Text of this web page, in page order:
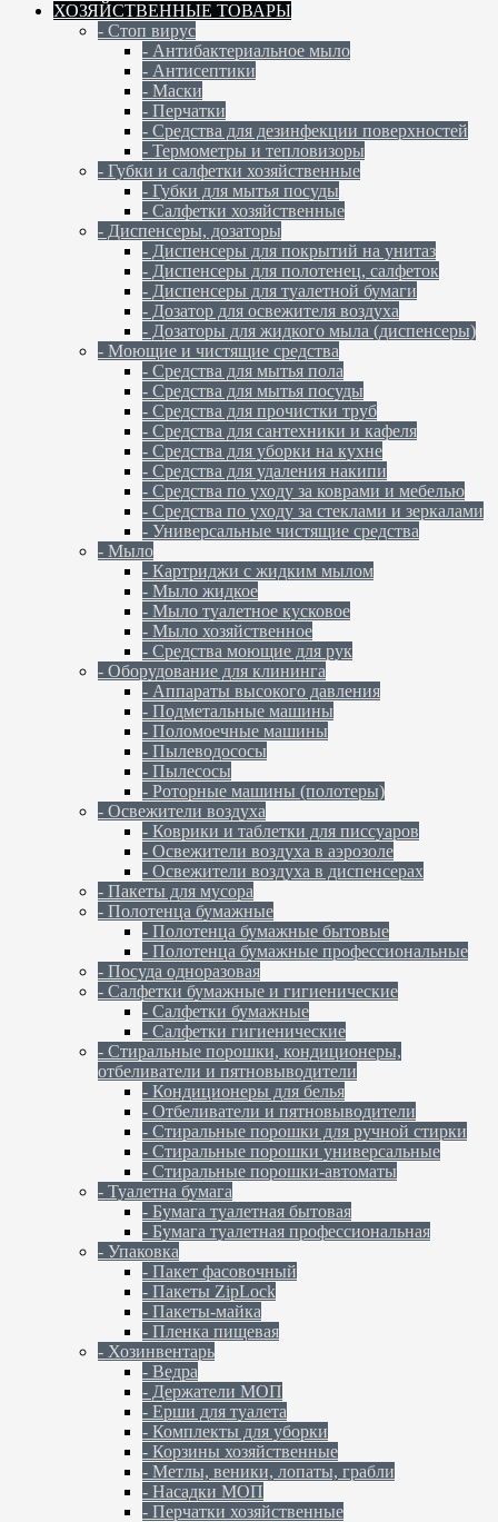
ХОЗЯЙСТВЕННЫЕ ТОВАРЫ
- Стоп вирус
- Антибактериальное мыло
- Антисептики
- Маски
- Перчатки
- Средства для дезинфекции поверхностей
- Термометры и тепловизоры
- Губки и салфетки хозяйственные
- Губки для мытья посуды
- Салфетки хозяйственные
- Диспенсеры, дозаторы
- Диспенсеры для покрытий на унитаз
- Диспенсеры для полотенец, салфеток
- Диспенсеры для туалетной бумаги
- Дозатор для освежителя воздуха
- Дозаторы для жидкого мыла (диспенсеры)
- Моющие и чистящие средства
- Средства для мытья пола
- Средства для мытья посуды
- Средства для прочистки труб
- Средства для сантехники и кафеля
- Средства для уборки на кухне
- Средства для удаления накипи
- Средства по уходу за коврами и мебелью
- Средства по уходу за стеклами и зеркалами
- Универсальные чистящие средства
- Мыло
- Картриджи с жидким мылом
- Мыло жидкое
- Мыло туалетное кусковое
- Мыло хозяйственное
- Средства моющие для рук
- Оборудование для клининга
- Аппараты высокого давления
- Подметальные машины
- Поломоечные машины
- Пылеводососы
- Пылесосы
- Роторные машины (полотеры)
- Освежители воздуха
- Коврики и таблетки для писсуаров
- Освежители воздуха в аэрозоле
- Освежители воздуха в диспенсерах
- Пакеты для мусора
- Полотенца бумажные
- Полотенца бумажные бытовые
- Полотенца бумажные профессиональные
- Посуда одноразовая
- Салфетки бумажные и гигиенические
- Салфетки бумажные
- Салфетки гигиенические
- Стиральные порошки, кондиционеры,
отбеливатели и пятновыводители
- Кондиционеры для белья
- Отбеливатели и пятновыводители
- Стиральные порошки для ручной стирки
- Стиральные порошки универсальные
- Стиральные порошки-автоматы
- Туалетна бумага
- Бумага туалетная бытовая
- Бумага туалетная профессиональная
- Упаковка
- Пакет фасовочный
- Пакеты ZipLock
- Пакеты-майка
- Пленка пищевая
- Хозинвентарь
- Ведра
- Держатели МОП
- Ерши для туалета
- Комплекты для уборки
- Корзины хозяйственные
- Метлы, веники, лопаты, грабли
- Насадки МОП
- Перчатки хозяйственные